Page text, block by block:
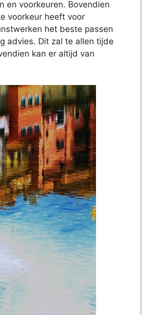
en voorkeuren. Bovendien
voorkeur heeft voor
het beste passen
advies. Dit zal te allen tijde
kan er altijd van